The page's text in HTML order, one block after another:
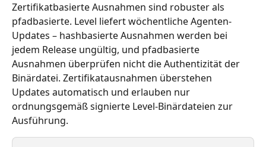
Zertifikatbasierte Ausnahmen sind robuster als
pfadbasierte. Level liefert wöchentliche Agenten-
Updates – hashbasierte Ausnahmen werden bei
jedem Release ungültig, und pfadbasierte
Ausnahmen überprüfen nicht die Authentizität der
Binärdatei. Zertifikatausnahmen überstehen
Updates automatisch und erlauben nur
ordnungsgemäß signierte Level-Binärdateien zur
Ausführung.